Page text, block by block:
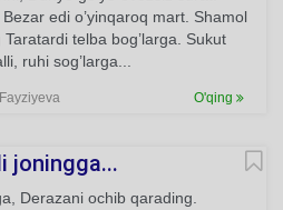
edi o’yinqaroq mart. Shamol
telba bog’larga. Sukut
ruhi sog’larga...
O'qing
joningga...
Derazani ochib qarading.